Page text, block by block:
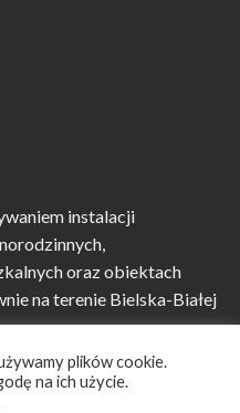
instalacji
oraz obiektach
na terenie Bielska-Białej
plików cookie.
na ich użycie.